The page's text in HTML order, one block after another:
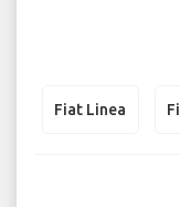
Fiat Linea